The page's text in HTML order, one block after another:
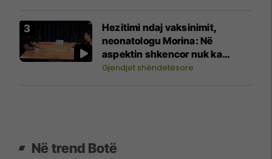
Hezitimi ndaj vaksinimit,
neonatologu Morina: Në
aspektin shkencor nuk ka
lidhshmëri me autizmin
Gjendjet shëndetësore
Në trend Botë